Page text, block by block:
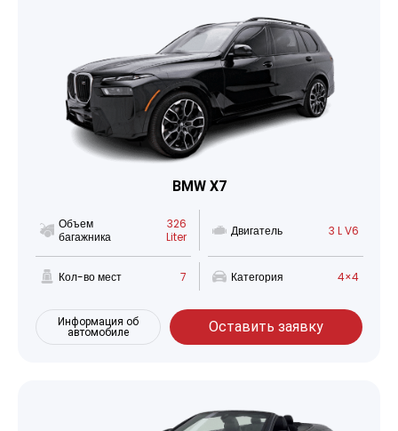
BMW X7
Объем
багажника
326
Liter
Двигатель 3 L V6
Кол-во мест 7 Категория 4×4
Информация об
автомобиле
Оставить заявку